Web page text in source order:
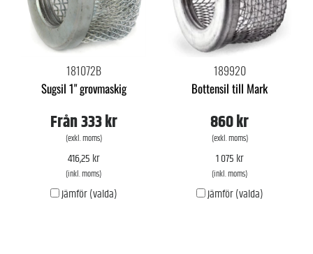
181072B
Sugsil 1" grovmaskig
Från333 kr
(exkl. moms)
416,25 kr
(inkl. moms)
Jämför (valda)
189920
Bottensil till Mark
860 kr
(exkl. moms)
1 075 kr
(inkl. moms)
Jämför (valda)